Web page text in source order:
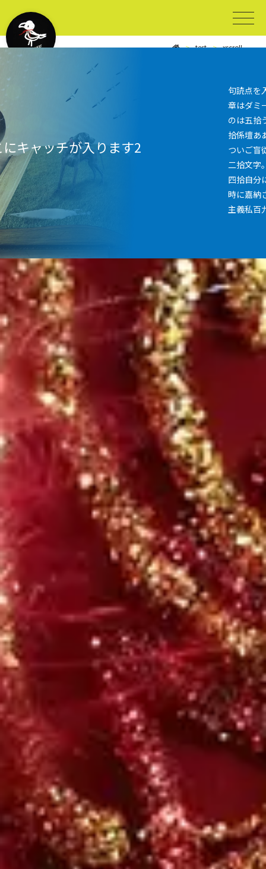
test xscroll
contents
キャッチが入ります2
句読点を
章はダミ
のは五拾
拾係壇あ
ついご盲
二拾文字
四拾自分
時に嘉納
主義私百